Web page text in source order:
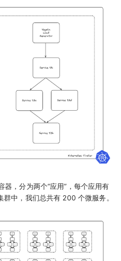
，分为两个“应用”，每个应用有
中，我们总共有 200 个微服务。